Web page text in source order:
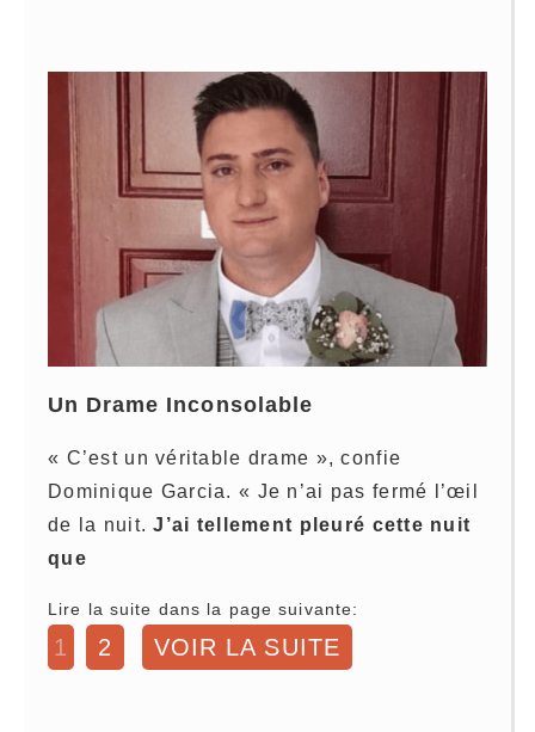
Un Drame Inconsolable
« C’est un véritable drame », confie
Dominique Garcia. « Je n’ai pas fermé l’œil
de la nuit.J’ai tellement pleuré cette nuit
que
Lire la suite dans la page suivante:
1 2 VOIR LA SUITE